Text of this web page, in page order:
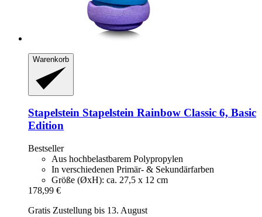
Warenkorb
Stapelstein Stapelstein Rainbow Classic 6, Basic
Edition
Bestseller
Aus hochbelastbarem Polypropylen
In verschiedenen Primär- & Sekundärfarben
Größe (ØxH): ca. 27,5 x 12 cm
178,99 €
Gratis Zustellung bis 13. August